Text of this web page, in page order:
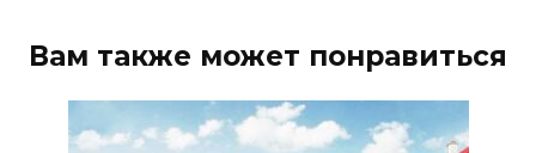
Вам также может понравиться